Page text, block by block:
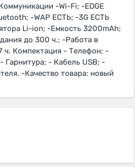
-Wi-Fi; -EDGE
-WAP ЕСТЬ; -3G ЕСТЬ
Li-ion; -Емкость 3200mAh;
до 300 ч.; -Работа в
ч. Компектация - Телефон; -
Гарнитура; - Кабель USB; -
-Качество товара: новый